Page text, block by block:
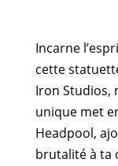
Incarne
cette
Iron Studios,
unique met
Headpool,
brutalité à ta